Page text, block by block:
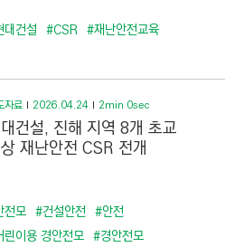
대건설 #CSR #재난안전교육
자료 2026.04.24 2min 0sec
건설, 진해 지역 8개 초교
재난안전 CSR 전개
전모 #건설안전 #안전
린이용 경안전모 #경안전모